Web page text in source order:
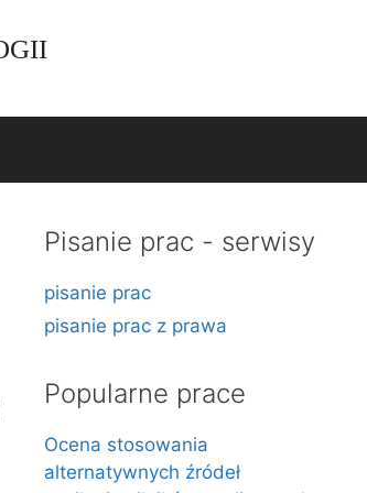
Pisanie prac - serwisy
pisanie prac
pisanie prac z prawa
Popularne prace
Ocena stosowania
alternatywnych źródeł